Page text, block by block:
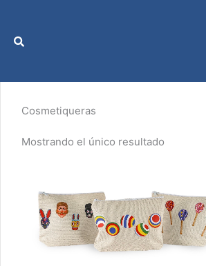
contenido
Cosmetiqueras
Mostrando el único resultado